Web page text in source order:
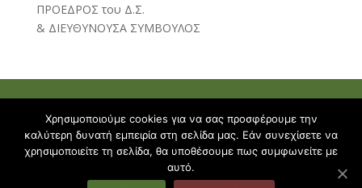
ΠΡΟΕΔΡΟΣ του Δ.Σ.
& ΔΙΕΥΘΥΝΟΥΣΑ ΣΥΜΒΟΥΛΟΣ
THE YELLOW TOOLBOX | Ακαδημίας 4, 106
71, Αθήνα | 210 7418900 |
Χρησιμοποιούμε cookies για να σας προσφέρουμε την
καλύτερη δυνατή εμπειρία στη σελίδα μας. Εάν συνεχίσετε να
χρησιμοποιείτε τη σελίδα, θα υποθέσουμε πως συμφωνείτε με
αυτό.